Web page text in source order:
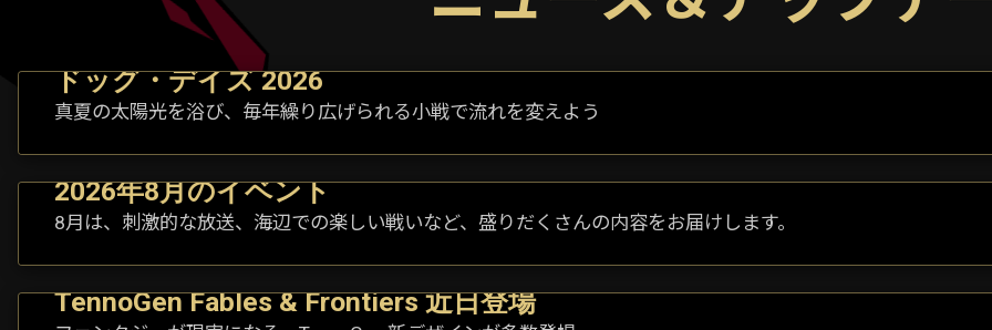
ドッグ・デイズ 2026
真夏の太陽光を浴び、毎年繰り広げられる小戦で流れを変えよう
2026年8月のイベント
8月は、刺激的な放送、海辺での楽しい戦いなど、盛りだくさんの内容をお届けします。
TennoGen Fables & Frontiers 近日登場